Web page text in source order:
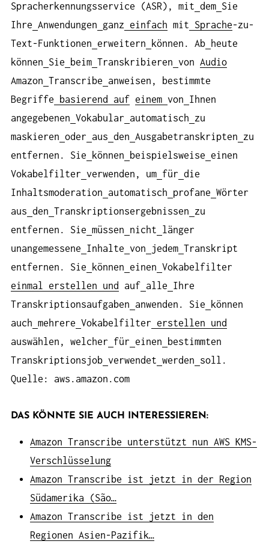
Spracherkennungsservice (ASR), mit dem Sie
Ihre Anwendungen ganz einfach mit Sprache-zu-
Text-Funktionen erweitern können. Ab
heute
können
Sie beim Transkribieren von Audio
Amazon Transcribe
anweisen, bestimmte
Begriffe basierend auf einem von
Ihnen
angegebenen Vokabular automatisch
zu
maskieren oder aus den Ausgabetranskripten
zu
entfernen. Sie
können beispielsweise einen
Vokabelfilter verwenden, um für die
Inhaltsmoderation
automatisch profane Wörter
aus den Transkriptionsergebnissen
zu
entfernen. Sie müssen nicht
länger
unangemessene
Inhalte von jedem Transkript
entfernen. Sie
können einen Vokabelfilter
einmal
erstellen und auf alle
Ihre
Transkriptionsaufgaben
anwenden. Sie
können
auch mehrere Vokabelfilter erstellen und
auswählen, welcher
für einen
bestimmten
Transkriptionsjob verwendet werden
soll.
Quelle: aws.amazon.com
DAS KÖNNTE SIE AUCH INTERESSIEREN:
Amazon Transcribe unterstützt nun AWS KMS-
Verschlüsselung
Amazon Transcribe ist jetzt in der Region
Südamerika (São…
Amazon Transcribe ist jetzt in den
Regionen Asien-Pazifik…